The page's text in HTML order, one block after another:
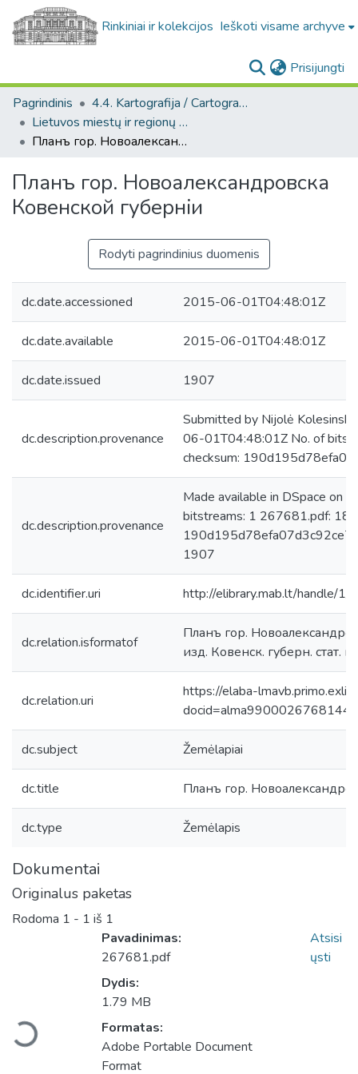
Rinkiniai ir kolekcijos Ieškoti visame archyve
Prisijungti
Pagrindinis
4.4. Kartografija / Cartography
Lietuvos miestų ir regionų žemėlapiai / Maps of Lithuanian cities and towns
Планъ гор. Новоалександровска Ковенской губернiи
Планъ гор. Новоалександровска
Ковенской губернiи
Rodyti pagrindinius duomenis
dc.date.accessioned 2015-06-01T04:48:01Z
dc.date.available 2015-06-01T04:48:01Z
dc.date.issued 1907
dc.description.provenance
Submitted by Nijolė
06-01T04:48:01Z No. of
checksum:
dc.description.provenance
Made available in DSpace on
bitstreams: 1 267681.pdf:
1907
dc.identifier.uri http://elibrary.mab.lt/handle/1/
dc.relation.isformatof
Планъ гор.
изд. Ковенск. губерн. стат.
dc.relation.uri
https://elaba-
dc.subject Žemėlapiai
dc.title Планъ гор.
dc.type Žemėlapis
Dokumentai
Originalus paketas
Rodoma 1 - 1 iš 1
Pavadinimas:
267681.pdf
Dydis:
1.79 MB
Formatas:
Adobe Portable Document
Format
Atsisi
ųsti